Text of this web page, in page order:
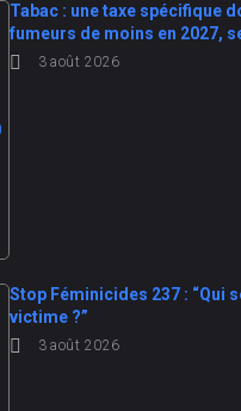
Tabac : une taxe spécifique
fumeurs de moins en 2027,
3 août 2026
Stop Féminicides 237 : “Qui
victime ?”
3 août 2026